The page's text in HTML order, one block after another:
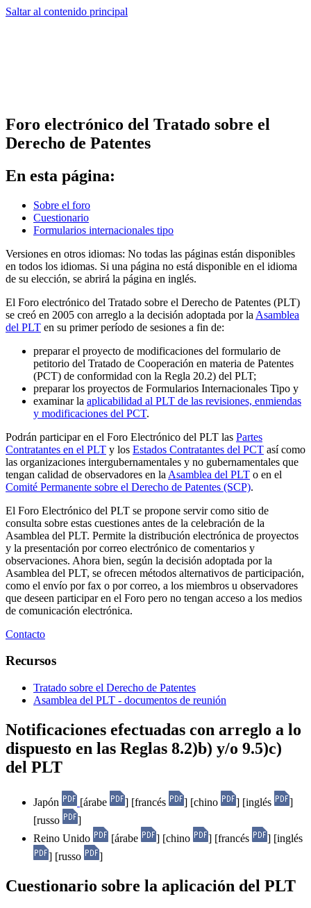
Saltar al contenido principal
Foro electrónico del Tratado sobre el
Derecho de Patentes
En esta página:
Sobre el foro
Cuestionario
Formularios internacionales tipo
Versiones en otros idiomas: No todas las páginas están disponibles
en todos los idiomas. Si una página no está disponible en el idioma
de su elección, se abrirá la página en inglés.
El Foro electrónico del Tratado sobre el Derecho de Patentes (PLT)
se creó en 2005 con arreglo a la decisión adoptada por la Asamblea
del PLT en su primer período de sesiones a fin de:
preparar el proyecto de modificaciones del formulario de
petitorio del Tratado de Cooperación en materia de Patentes
(PCT) de conformidad con la Regla 20.2) del PLT;
preparar los proyectos de Formularios Internacionales Tipo y
examinar la aplicabilidad al PLT de las revisiones, enmiendas
y modificaciones del PCT.
Podrán participar en el Foro Electrónico del PLT las Partes
Contratantes en el PLT y los Estados Contratantes del PCT así como
las organizaciones intergubernamentales y no gubernamentales que
tengan calidad de observadores en la Asamblea del PLT o en el
Comité Permanente sobre el Derecho de Patentes (SCP).
El Foro Electrónico del PLT se propone servir como sitio de
consulta sobre estas cuestiones antes de la celebración de la
Asamblea del PLT. Permite la distribución electrónica de proyectos
y la presentación por correo electrónico de comentarios y
observaciones. Ahora bien, según la decisión adoptada por la
Asamblea del PLT, se ofrecen métodos alternativos de participación,
como el envío por fax o por correo, a los miembros u observadores
que deseen participar en el Foro pero no tengan acceso a los medios
de comunicación electrónica.
Contacto
Recursos
Tratado sobre el Derecho de Patentes
Asamblea del PLT - documentos de reunión
Notificaciones efectuadas con arreglo a lo
dispuesto en las Reglas 8.2)b) y/o 9.5)c)
del PLT
Japón [árabe ] [francés ] [chino ] [inglés
]
[russo
]
Reino Unido
[árabe ] [chino ] [francés
] [inglés
] [russo
]
Cuestionario sobre la aplicación del PLT